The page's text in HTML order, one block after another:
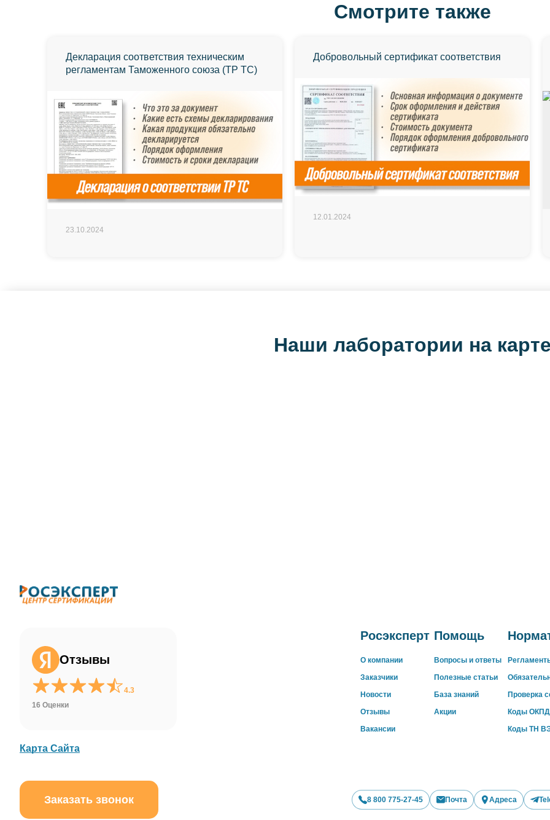
Смотрите также
Декларация соответствия техническим
регламентам Таможенного союза (ТР ТС)
23.10.2024
Добровольный сертификат соответствия
12.01.2024
Наши лаборатории на
Отзывы
4.3
16 Оценки
Росэксперт
О компании
Заказчики
Новости
Отзывы
Вакансии
Помощь
Вопросы и ответы
Полезные статьи
База знаний
Акции
Проверка
Коды
Коды ТН
Карта Сайта
Заказать звонок 8 800 775-27-45 Почта Адреса
WhatsApp